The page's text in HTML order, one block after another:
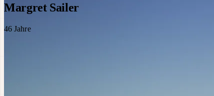
Margret Sailer
46 Jahre